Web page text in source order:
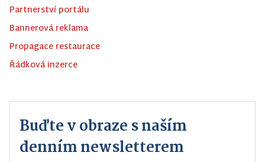
Partnerství portálu
Bannerová reklama
Propagace restaurace
Řádková inzerce
Buďte v obraze s naším
denním newsletterem